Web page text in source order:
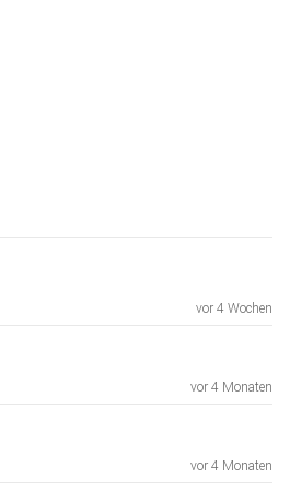
vor 4 Wochen
vor 4 Monaten
vor 4 Monaten